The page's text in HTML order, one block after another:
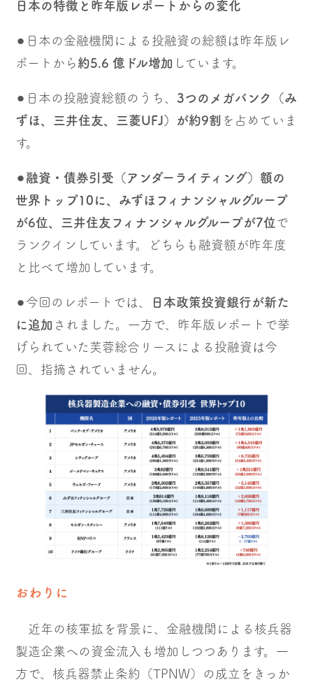
日本の特徴と昨年版レポートからの変化
⚫︎日本の金融機関による投融資の総額は昨年版レ
ポートから 約5.6 億ドル増加 しています。
⚫︎日本の投融資総額のうち、3つのメガバンク（み
ずほ、三井住友、三菱UFJ）が約9割 を占めていま
す。
⚫︎ 融資・債券引受（アンダーライティング）額の
世界トップ10に、みずほフィナンシャルグループ
が6位、三井住友フィナンシャルグループが7位で
ランクインしています。どちらも融資額が昨年度
と比べて増加しています。
⚫︎今回のレポートでは、
日本政策投資銀行が新た
に追加 されました。一方で、昨年版レポートで挙
げられていた芙蓉総合リースによる投融資は今
回、指摘されていません。
おわりに
近年の核軍拡を背景に、金融機関による核兵器
製造企業への資金流入も増加しつつあります。一
方で、核兵器禁止条約（TPNW）の成立をきっか